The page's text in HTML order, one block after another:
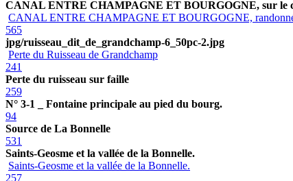
CANAL ENTRE CHAMPAGNE ET BOURGOGNE, sur le
CANAL ENTRE CHAMPAGNE ET BOURGOGNE,
565
jpg/ruisseau_dit_de_grandchamp-6_50pc-2.jpg
Perte du Ruisseau de Grandchamp
241
Perte du ruisseau sur faille
259
N° 3-1 _ Fontaine principale au pied du bourg.
94
Source de La Bonnelle
531
Saints-Geosme et la vallée de la Bonnelle.
Saints-Geosme et la vallée de la Bonnelle.
257